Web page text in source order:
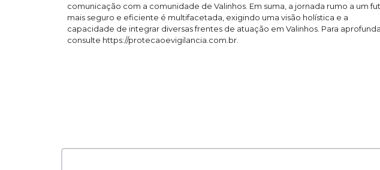
comunicação com a comunidade de Valinhos. Em suma, a jornada rumo a um
mais seguro e eficiente é multifacetada, exigindo uma visão holística e a
capacidade de integrar diversas frentes de atuação em Valinhos. Para
consulte https://protecaoevigilancia.com.br.